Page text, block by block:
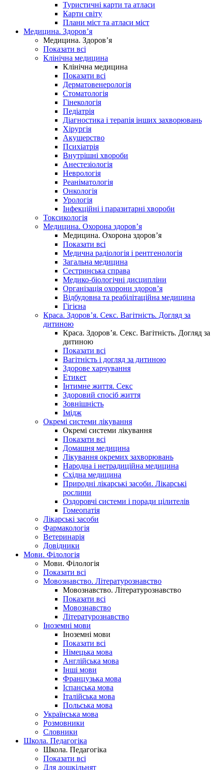
Туристичні карти та атласи
Карти світу
Плани міст та атласи міст
Медицина. Здоров’я
Медицина. Здоров’я
Показати всі
Клінічна медицина
Клінічна медицина
Показати всі
Дерматовенерологія
Стоматологія
Гінекологія
Педіатрія
Діагностика і терапія інших захворювань
Хірургія
Акушерство
Психіатрія
Внутрішні хвороби
Анестезіологія
Неврологія
Реаніматологія
Онкологія
Урологія
Інфекційні і паразитарні хвороби
Токсикологія
Медицина. Охорона здоров’я
Медицина. Охорона здоров’я
Показати всі
Медична радіологія і рентгенологія
Загальна медицина
Сестринська справа
Медико-біологічні дисципліни
Організація охорони здоров’я
Відбудовна та реабілітаційна медицина
Гігієна
Краса. Здоров’я. Секс. Вагітність. Догляд за
дитиною
Краса. Здоров’я. Секс. Вагітність. Догляд за
дитиною
Показати всі
Вагітність і догляд за дитиною
Здорове харчування
Етикет
Інтимне життя. Секс
Здоровий спосіб життя
Зовнішність
Імідж
Окремі системи лікування
Окремі системи лікування
Показати всі
Домашня медицина
Лікування окремих захворювань
Народна і нетрадиційна медицина
Східна медицина
Природні лікарські засоби. Лікарські
рослини
Оздоровчі системи і поради цілителів
Гомеопатія
Лікарські засоби
Фармакологія
Ветеринарія
Довідники
Мови. Філологія
Мови. Філологія
Показати всі
Мовознавство. Літературознавство
Мовознавство. Літературознавство
Показати всі
Мовознавство
Літературознавство
Іноземні мови
Іноземні мови
Показати всі
Німецька мова
Англійська мова
Інші мови
Французька мова
Іспанська мова
Італійська мова
Польська мова
Українська мова
Розмовники
Словники
Школа. Педагогіка
Школа. Педагогіка
Показати всі
Для дошкільнят